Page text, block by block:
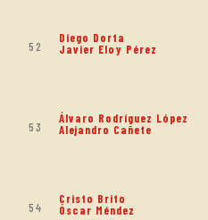
52
Diego Dorta
Javier Eloy Pérez
53
Álvaro Rodríguez López
Alejandro Cañete
54
Cristo Brito
Óscar Méndez